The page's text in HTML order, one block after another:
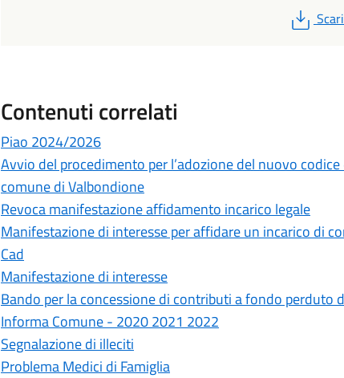
PDF
Contenuti correlati
Piao 2024/2026
Avvio del procedimento per l’adozione del nuovo
comune di Valbondione
Revoca manifestazione affidamento incarico legale
Manifestazione di interesse per affidare un incarico di
Cad
Manifestazione di interesse
Bando per la concessione di contributi a fondo perduto
Informa Comune - 2020 2021 2022
Segnalazione di illeciti
Problema Medici di Famiglia